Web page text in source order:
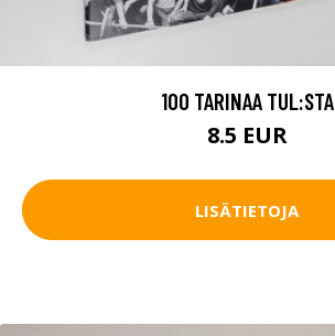
100 TARINAA TUL:STA
8.5 EUR
LISÄTIETOJA